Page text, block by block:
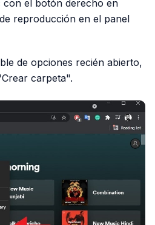
con el botón derecho en
reproducción en el panel
de opciones recién abierto,
carpeta".